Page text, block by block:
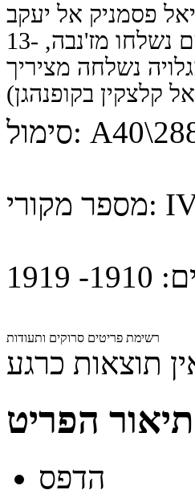
פסמניק אל יעקב
קלצקין בעניינים ציוניים שונים (המכתבים נשלחו מז'נבה, 13-
הגלויה נשלחה מציריך
סימול:
מספר מקורי:
1910- 1919
רשימת פריטים סרוקים ותעודות
תוצאות כרגע
תיאור הפריט
הדפס